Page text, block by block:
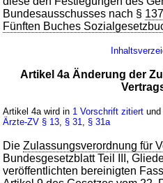
Bundesausschusses nach § 137
Fünften Buches
Artikel 4a Änderung der
Artikel 4a wird in 1 Vorschrift zitiert und
Ärzte-ZV § 13 § 31 § 31a
DieZulassungsverordnung für
Bundesgesetzblatt Teil III,
veröffentlichten bereinigten